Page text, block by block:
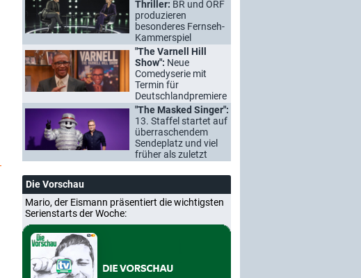
Thriller: BR und ORF
produzieren
besonderes Fernseh-
Kammerspiel
"The Varnell Hill
Show": Neue
Comedyserie mit
Termin für
Deutschlandpremiere
"The Masked Singer":
13. Staffel startet auf
überraschendem
Sendeplatz und viel
früher als zuletzt
Die Vorschau
Mario, der Eismann präsentiert die wichtigsten
Serienstarts der Woche: